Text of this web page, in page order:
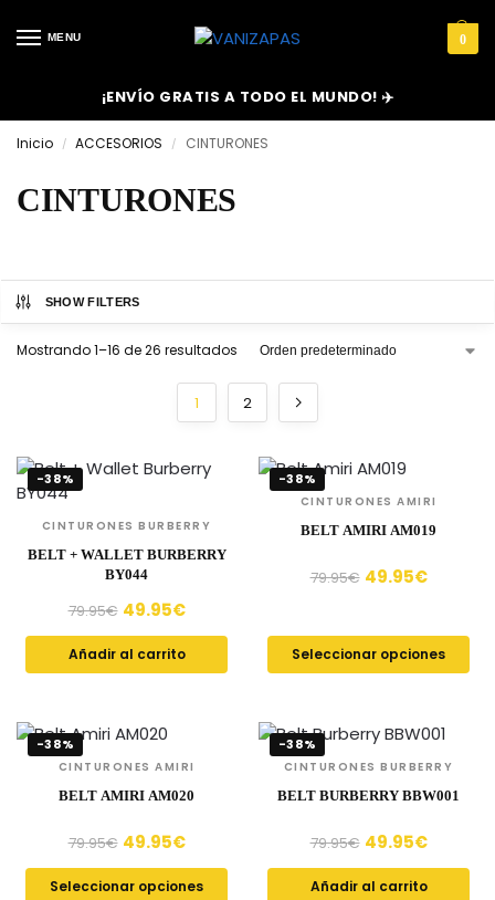
MENU 0
¡ENVÍO GRATIS A TODO EL MUNDO! ✈️
Inicio / ACCESORIOS / CINTURONES
CINTURONES
SHOW FILTERS
Mostrando 1–16 de 26 resultados
1 2
-38%
CINTURONES BURBERRY
BELT + WALLET BURBERRY
BY044
79.95€ 49.95€
Añadir al carrito
-38%
CINTURONES AMIRI
BELT AMIRI AM019
79.95€ 49.95€
Seleccionar opciones
-38%
CINTURONES AMIRI
BELT AMIRI AM020
79.95€ 49.95€
Seleccionar opciones
-38%
CINTURONES BURBERRY
BELT BURBERRY BBW001
79.95€ 49.95€
Añadir al carrito